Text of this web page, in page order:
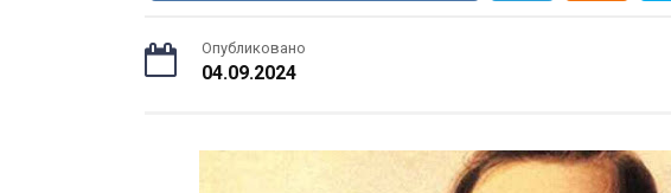
Опубликовано
04.09.2024